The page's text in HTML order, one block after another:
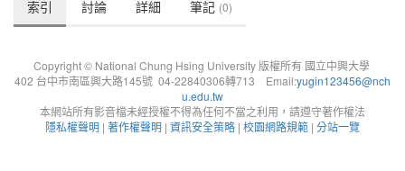
索引 討論 詳細 筆記 (0)
Copyright © National Chung Hsing University 版權所有 國立中興大學
402 台中市南區興大路145號 04-22840306轉713 Email:yugin123456@nch
u.edu.tw
本網站所有影音檔未經授權不得為任何不當之利用，請遵守著作權法
隱私權聲明 | 著作權聲明 | 資訊安全策略 | 校園網路規範 | 分站一覽